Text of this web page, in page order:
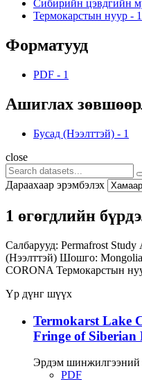
Сибирийн цэвдгийн
Термокарстын нуур - 1
Форматууд
PDF - 1
Ашиглах
Бусад (Нээлттэй) - 1
close
Дараахаар эрэмбэлэх
1 өгөгдлийн
Салбарууд: Permafrost Study
(Нээлттэй) Шошго: Mongolia
CORONA Термокарстын
Үр дүнг шүүх
Termokarst Lake
Fringe of Siberian
Эрдэм шинжилгээний
PDF